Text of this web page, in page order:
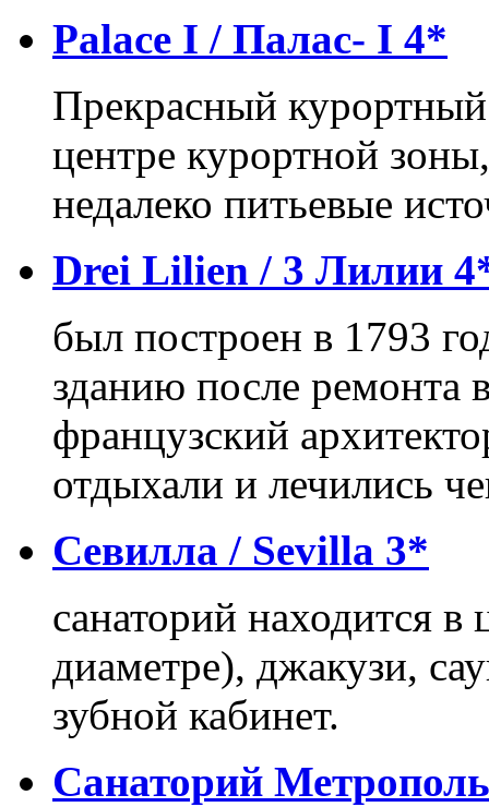
Palace I / Палас- I 4*
Прекрасный
центре курортной
недалеко питьевые
Drei Lilien / 3 Лилии
был построен в 1793
зданию после ремонта
французский
отдыхали и лечились
Севилла / Sevilla 3*
санаторий находится
диаметре), джакузи,
зубной кабинет.
Санаторий